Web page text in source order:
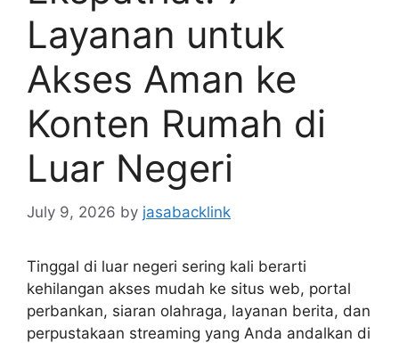
Layanan untuk
Akses Aman ke
Konten Rumah di
Luar Negeri
July 9, 2026 by jasabacklink
Tinggal di luar negeri sering kali berarti
kehilangan akses mudah ke situs web, portal
perbankan, siaran olahraga, layanan berita, dan
perpustakaan streaming yang Anda andalkan di